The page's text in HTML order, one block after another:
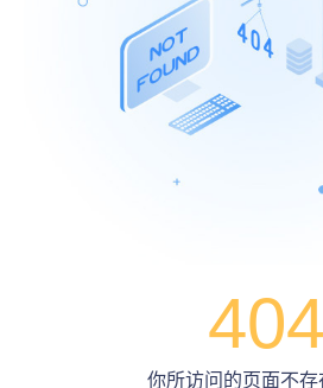
404
你所访问的页面不存